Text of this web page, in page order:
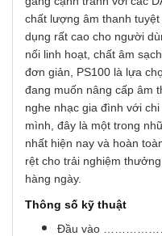
chất lượng âm thanh
dụng rất cao cho người
nối linh hoạt, chất âm
đơn giản, PS100 là lựa
đang muốn nâng cấp âm
nghe nhạc gia đình với
mình, đây là một trong
nhất hiện nay và hoàn
rệt cho trải nghiệm
hàng ngày.
Thông số kỹ thuật
Đầu vào